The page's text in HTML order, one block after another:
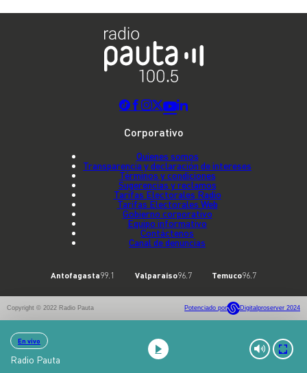
En vivo
Radio Pauta
Corporativo
Quienes somos
Transparencia y declaración de intereses
Términos y condiciones
Sugerencias y reclamos
Tarifas Electorales Radio
Tarifas Electorales Web
Gobierno corporativo
Equipo informativo
Contáctenos
Canal de denuncias
Antofagasta99.1 Valparaíso96.7 Temuco96.7
Copyright © 2022 Radio Pauta Potenciado por Digitalproserver 2024